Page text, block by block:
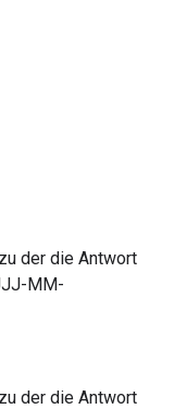
der die Antwort
MM-
der die Antwort